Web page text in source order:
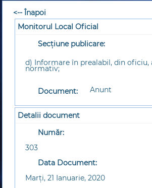
<-- Înapoi
Monitorul Local Oficial
Secțiune publicare:
d) Informare în prealabil, din
normativ;
Document: Anunt
Detalii document
Număr:
303
Data Document:
Marţi, 21 Ianuarie, 2020